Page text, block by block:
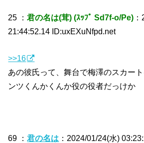
25 ：君の名は(茸) (ｽｯﾌﾟ Sd7f-o/Pe)
21:44:52.14 ID:uxEXuNfpd.net
>>16
あの彼氏って、舞台で梅澤のスカー
ンツくんかくんか役の役者だっけか
69 ：君の名は ：2024/01/24(水)